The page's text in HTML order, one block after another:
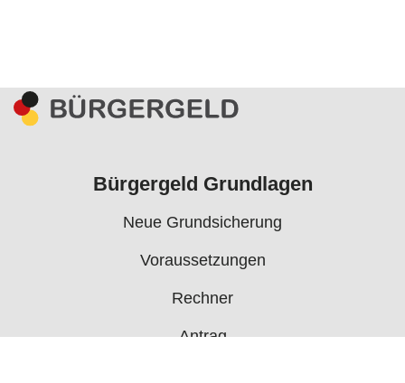
Bürgergeld Grundlagen
Neue Grundsicherung
Voraussetzungen
Rechner
Antrag